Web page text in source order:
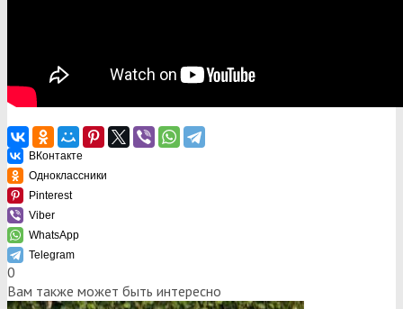
ВКонтакте
Одноклассники
Pinterest
Viber
WhatsApp
Telegram
0
Вам также может быть интересно